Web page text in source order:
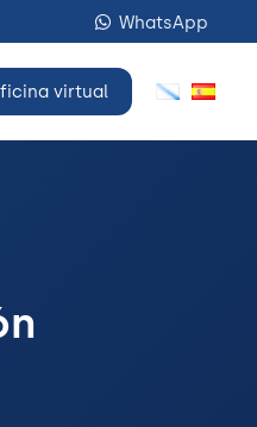
WhatsApp
virtual